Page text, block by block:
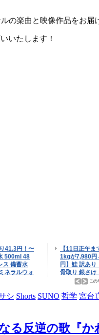
の楽曲と映像作品をお届
いたします！
シ Shorts SUNO 哲学 宮台
反逆の歌『か